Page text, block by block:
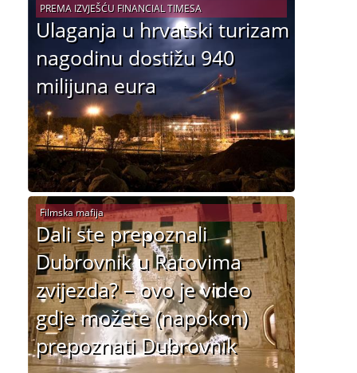
Ulaganja u hrvatski turizam
nagodinu dostižu 940
milijuna eura
PREMA IZVJEŠĆU FINANCIAL TIMESA
Dali ste prepoznali
Dubrovnik u Ratovima
zvijezda? – ovo je video
gdje možete (napokon)
prepoznati Dubrovnik
Filmska mafija